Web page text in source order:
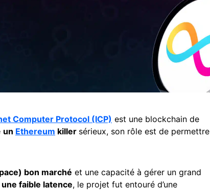
Computer Protocol (ICP) est une blockchain de
un Ethereum killer sérieux, son rôle est de permettre
bon marché et une capacité à gérer un grand
faible latence, le projet fut entouré d’une